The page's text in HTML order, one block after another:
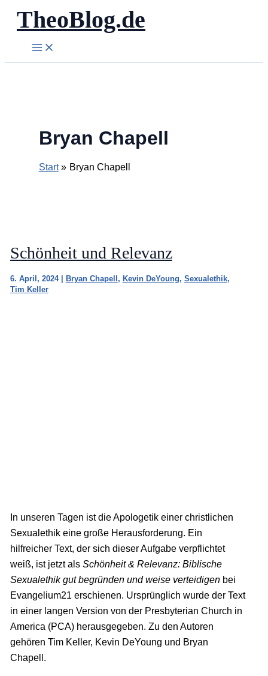
Zum
Inhalt
springen
TheoBlog.de
Bryan Chapell
Start Bryan Chapell
Schönheit und Relevanz
6. April, 2024 | Bryan Chapell, Kevin DeYoung, Sexualethik,
Tim Keller
In unseren Tagen ist die Apologetik einer christlichen
Sexualethik eine große Herausforderung. Ein
hilfreicher Text, der sich dieser Aufgabe verpflichtet
weiß, ist jetzt als Schönheit & Relevanz: Biblische
Sexualethik gut begründen und weise verteidigenbei
Evangelium21 erschienen. Ursprünglich wurde der Text
in einer langen Version von der Presbyterian Church in
America (PCA) herausgegeben. Zu den Autoren
gehören Tim Keller, Kevin DeYoung und Bryan
Chapell.